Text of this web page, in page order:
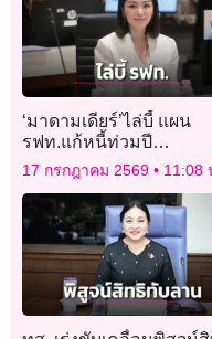
‘มาดามเดียร์’ไล่บี้ แผน
รฟท.แก้หนี้ท่วมปี
ละ 20,000 ล้านบาท – ซัก
สินทรัพย์ไม่ครบ–รายได้รั่
ไหล
17 กรกฎาคม 2569 11:08